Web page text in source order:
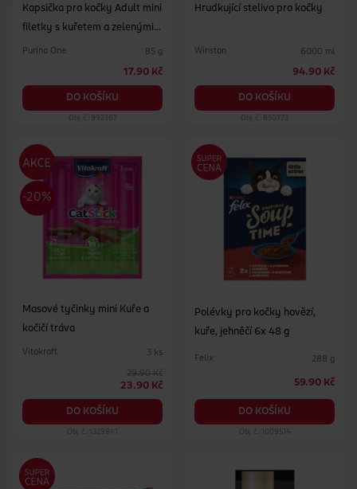
Kapsička pro kočky Adult mini
filetky s kuřetem a zelenými
fazolkami ve šťávě
Purina One 85 g
17.90 Kč
DO KOŠÍKU
Obj. č.: 992367
Hrudkující stelivo pro kočky
Winston 6000 ml
94.90 Kč
DO KOŠÍKU
Obj. č.: 850773
Masové tyčinky mini Kuře a
kočičí tráva
Vitakraft 3 ks
29.90 Kč
23.90 Kč
DO KOŠÍKU
Obj. č.: 1329841
Polévky pro kočky hovězí,
kuře, jehněčí 6x 48 g
Felix 288 g
59.90 Kč
DO KOŠÍKU
Obj. č.: 1009514